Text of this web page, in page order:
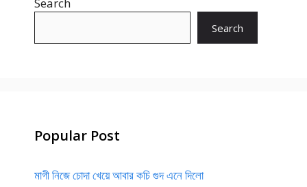
Search
Search
Popular Post
মাগী নিজে চোদা খেয়ে আবার কচি গুদ এনে দিলো